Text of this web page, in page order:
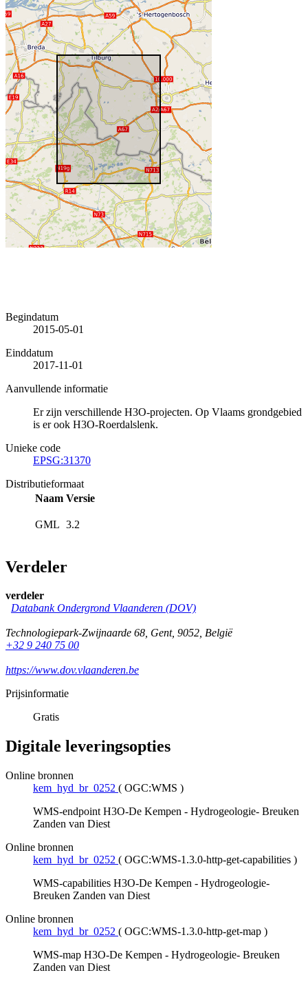
Begindatum
2015-05-01
Einddatum
2017-11-01
Aanvullende informatie
Er zijn verschillende H3O-projecten. Op Vlaams grondgebied
is er ook H3O-Roerdalslenk.
Unieke code
EPSG:31370
Distributieformaat
Naam Versie
GML 3.2
Verdeler
verdeler
Databank Ondergrond Vlaanderen (DOV)
Technologiepark-Zwijnaarde 68, Gent, 9052, België
+32 9 240 75 00
https://www.dov.vlaanderen.be
Prijsinformatie
Gratis
Digitale leveringsopties
Online bronnen
kem_hyd_br_0252 ( OGC:WMS )
WMS-endpoint H3O-De Kempen - Hydrogeologie- Breuken
Zanden van Diest
Online bronnen
kem_hyd_br_0252 ( OGC:WMS-1.3.0-http-get-capabilities )
WMS-capabilities H3O-De Kempen - Hydrogeologie-
Breuken Zanden van Diest
Online bronnen
kem_hyd_br_0252 ( OGC:WMS-1.3.0-http-get-map )
WMS-map H3O-De Kempen - Hydrogeologie- Breuken
Zanden van Diest